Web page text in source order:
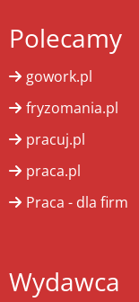
Polecamy
gowork.pl
fryzomania.pl
pracuj.pl
praca.pl
Praca - dla firm
Wydawca